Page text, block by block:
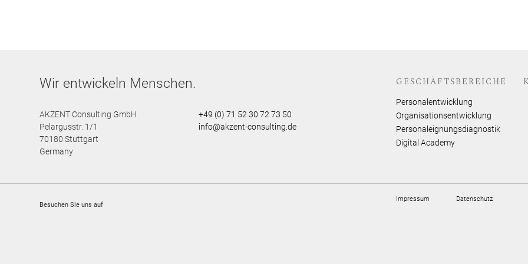
Wir entwickeln Menschen.
AKZENT Consulting GmbH
Pelargusstr. 1/1
70180 Stuttgart
Germany
+49 (0) 71 52 30 72 73 50
info@akzent-consulting.de
GESCHÄFTSBEREICHE
Personalentwicklung
Organisationsentwicklung
Personaleignungsdiagnostik
Digital Academy
Besuchen Sie uns auf
Impressum Datenschutz